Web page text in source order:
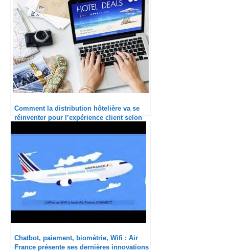
Comment la distribution hôtelière va se
réinventer pour l’expérience client selon
Chatbot, paiement, biométrie, Wifi : Air
France présente ses dernières innovations